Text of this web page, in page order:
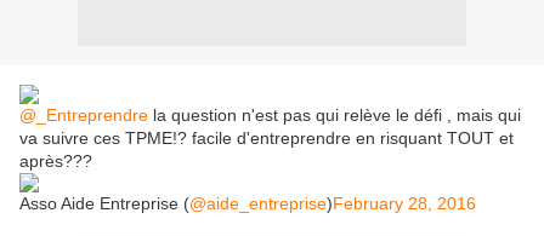
@_Entreprendre la question n'est pas qui relève le défi , mais qui
va suivre ces TPME!? facile d'entreprendre en risquant TOUT et
après???
Asso Aide Entreprise (@aide_entreprise)February 28, 2016